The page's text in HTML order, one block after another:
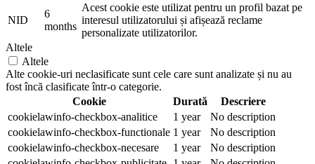
NID
6
months
Acest cookie este utilizat pentru un profil bazat pe
interesul utilizatorului și afișează reclame
personalizate utilizatorilor.
Altele
Altele
Alte cookie-uri neclasificate sunt cele care sunt analizate și nu au
fost încă clasificate într-o categorie.
Cookie
Durată
Descriere
cookielawinfo-checkbox-analitice
1 year
No description
cookielawinfo-checkbox-functionale 1 year
No description
cookielawinfo-checkbox-necesare
1 year
No description